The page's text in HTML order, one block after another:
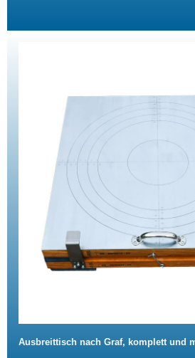
Ausbreittisch nach Graf, komplett und